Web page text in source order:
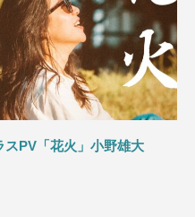
スPV「花火」小野雄大